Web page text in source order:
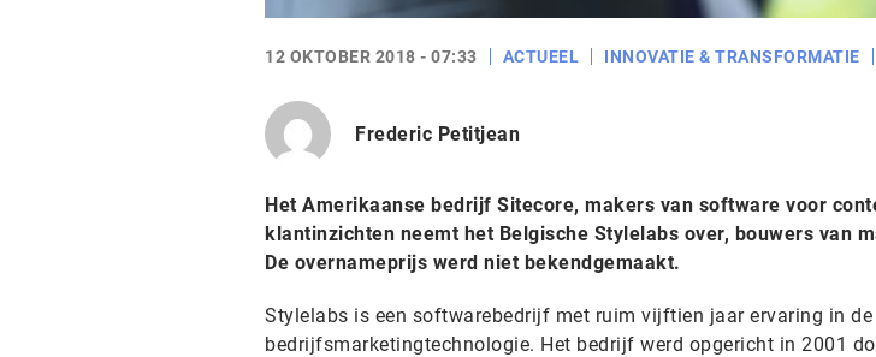
12 OKTOBER 2018 - 07:33 ACTUEEL INNOVATIE & TRANSFORMATIE
Frederic Petitjean
Het Amerikaanse bedrijf Sitecore, makers van software voor
klantinzichten neemt het Belgische Stylelabs over, bouwers van
De overnameprijs werd niet bekendgemaakt.
Stylelabs is een softwarebedrijf met ruim vijftien jaar ervaring in
bedrijfsmarketingtechnologie. Het bedrijf werd opgericht in 2001